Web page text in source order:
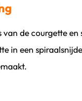
van de courgette
aan te
in een
aan te vinken